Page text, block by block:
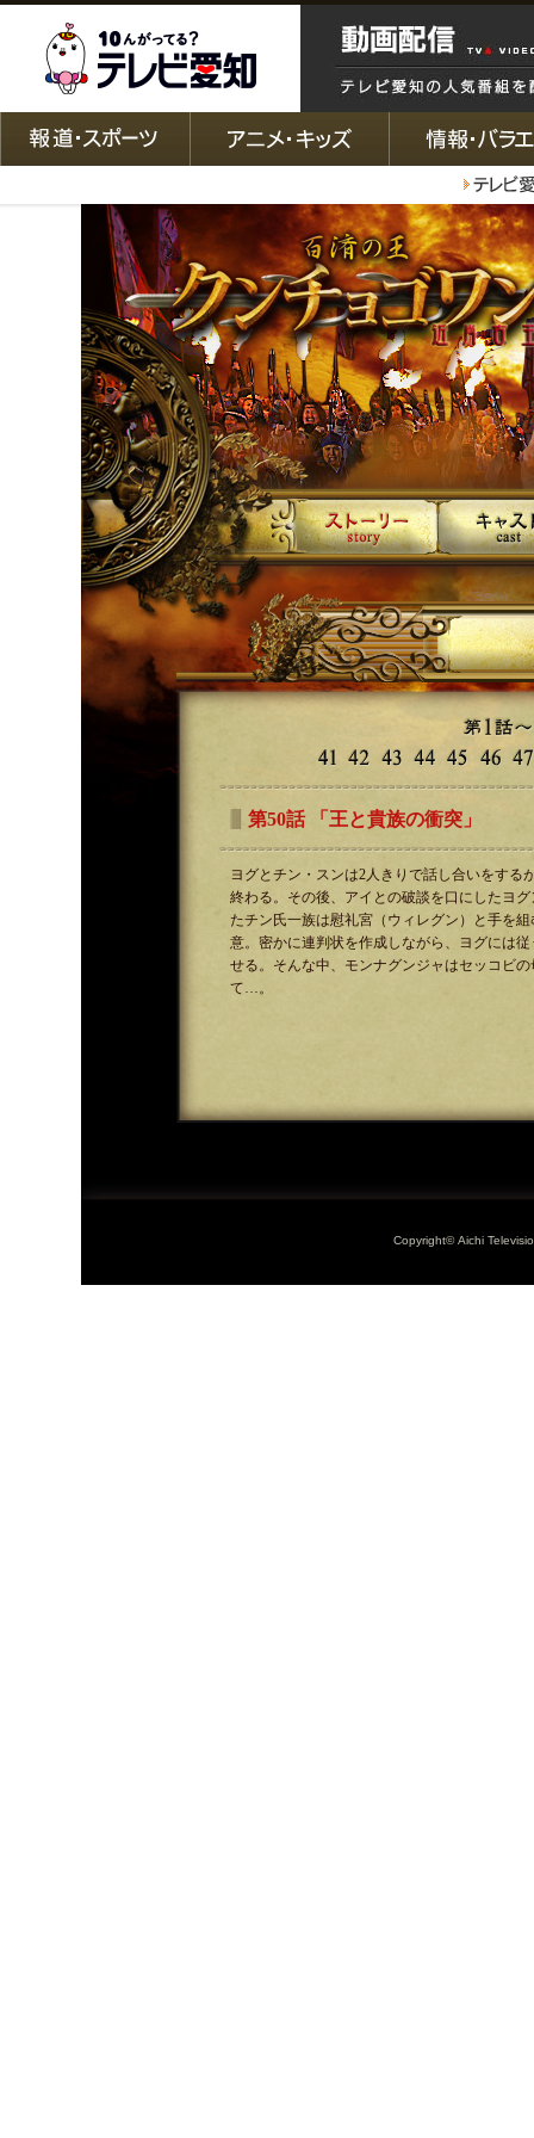
第50話 「王と貴族の衝突」
ヨグとチン・スンは2人きりで話し合いをする
終わる。その後、アイとの破談を口にしたヨ
たチン氏一族は慰礼宮（ウィレグン）と手を
意。密かに連判状を作成しながら、ヨグには
せる。そんな中、モンナグンジャはセッコビの
て…。
Copyright© Aichi